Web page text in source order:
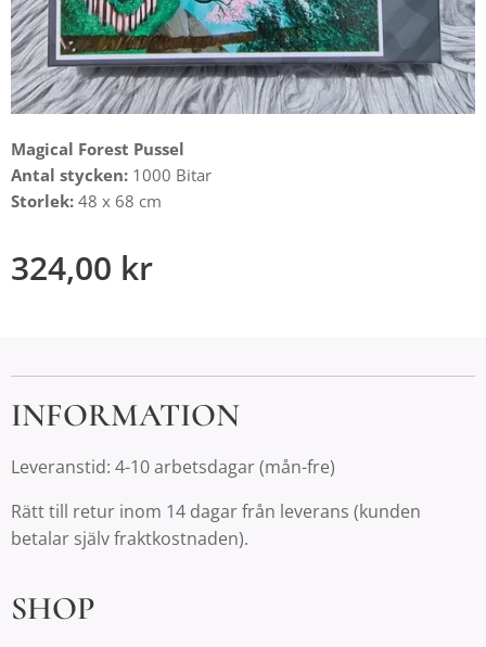
Magical Forest Pussel
Antal stycken: 1000 Bitar
Storlek: 48 x 68 cm
324,00 kr
INFORMATION
Leveranstid: 4-10 arbetsdagar (mån-fre)
Rätt till retur inom 14 dagar från leverans (kunden
betalar själv fraktkostnaden).
SHOP